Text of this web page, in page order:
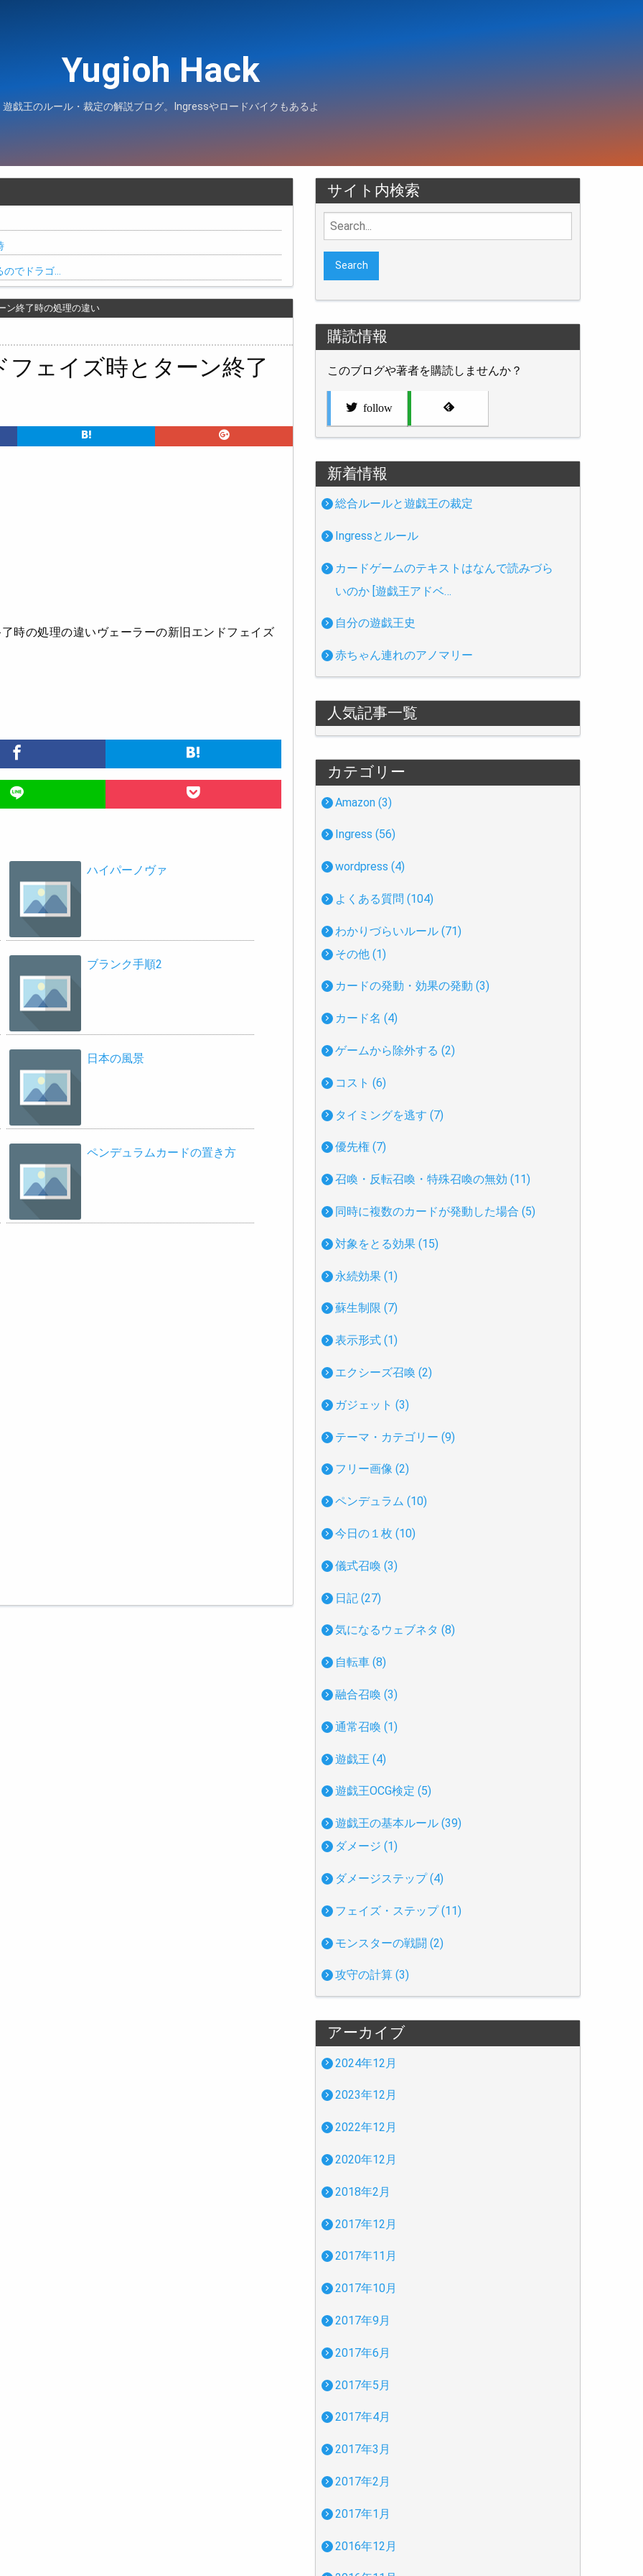
Yugioh Hack
遊戯王のルール・裁定の解説ブログ。Ingressやロードバイクもあるよ
のでドラゴ…
ン終了時の処理の違い
ェイズ時とターン終了
時の処理の違いヴェーラーの新旧エンドフェイズ
ハイパーノヴァ
ブランク手順2
日本の風景
ペンデュラムカードの置き方
サイト内検索
Search
for:
購読情報
このブログや著者を購読しませんか？
follow
新着情報
総合ルールと遊戯王の裁定
Ingressとルール
カードゲームのテキストはなんで読みづら
いのか [遊戯王アドベ…
自分の遊戯王史
赤ちゃん連れのアノマリー
人気記事一覧
カテゴリー
Amazon (3)
Ingress (56)
wordpress (4)
よくある質問 (104)
わかりづらいルール (71)
その他 (1)
カードの発動・効果の発動 (3)
カード名 (4)
ゲームから除外する (2)
コスト (6)
タイミングを逃す (7)
優先権 (7)
召喚・反転召喚・特殊召喚の無効 (11)
同時に複数のカードが発動した場合 (5)
対象をとる効果 (15)
永続効果 (1)
蘇生制限 (7)
表示形式 (1)
エクシーズ召喚 (2)
ガジェット (3)
テーマ・カテゴリー (9)
フリー画像 (2)
ペンデュラム (10)
今日の１枚 (10)
儀式召喚 (3)
日記 (27)
気になるウェブネタ (8)
自転車 (8)
融合召喚 (3)
通常召喚 (1)
遊戯王 (4)
遊戯王OCG検定 (5)
遊戯王の基本ルール (39)
ダメージ (1)
ダメージステップ (4)
フェイズ・ステップ (11)
モンスターの戦闘 (2)
攻守の計算 (3)
アーカイブ
2024年12月
2023年12月
2022年12月
2020年12月
2018年2月
2017年12月
2017年11月
2017年10月
2017年9月
2017年6月
2017年5月
2017年4月
2017年3月
2017年2月
2017年1月
2016年12月